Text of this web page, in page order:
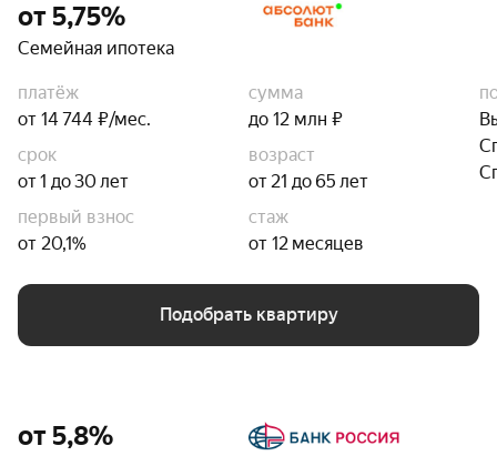
от 5,75%
Семейная ипотека
платёж
от 14 744 ₽/мес.
сумма
до 12 млн ₽
срок
от 1 до 30 лет
возраст
от 21 до 65 лет
первый взнос
от 20,1%
стаж
от 12 месяцев
Подобрать квартиру
от 5,8%